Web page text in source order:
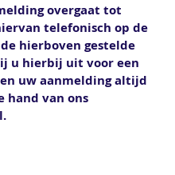
overgaat tot
telefonisch op de
hierboven gestelde
u hierbij uit voor een
uw aanmelding altijd
hand van ons